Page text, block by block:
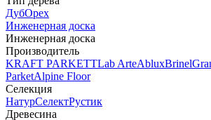
ДубОрех
Инженерная доска
Инженерная доска
Производитель
KRAFT PARKETTLab ArteAbluxBrinel
ParketAlpine Floor
Селекция
НатурСелектРустик
Древесина